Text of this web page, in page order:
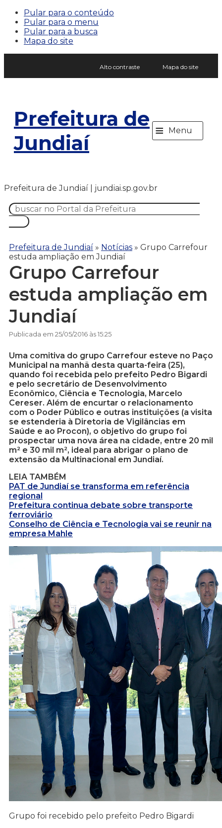
Pular para o conteúdo
Pular para o menu
Pular para a busca
Mapa do site
Alto contraste Mapa do site
Prefeitura de
Jundiaí
≡ Menu
Prefeitura de Jundiaí | jundiai.sp.gov.br
Prefeitura de Jundiaí » Notícias » Grupo Carrefour
estuda ampliação em Jundiaí
Grupo Carrefour
estuda ampliação em
Jundiaí
Publicada em 25/05/2016 às 15:25
Uma comitiva do grupo Carrefour esteve no Paço
Municipal na manhã desta quarta-feira (25),
quando foi recebida pelo prefeito Pedro Bigardi
e pelo secretário de Desenvolvimento
Econômico, Ciência e Tecnologia, Marcelo
Cereser. Além de encurtar o relacionamento
com o Poder Público e outras instituições (a visita
se estenderia à Diretoria de Vigilâncias em
Saúde e ao Procon), o objetivo do grupo foi
prospectar uma nova área na cidade, entre 20 mil
m² e 30 mil m², ideal para abrigar o plano de
extensão da Multinacional em Jundiaí.
LEIA TAMBÉM
PAT de Jundiaí se transforma em referência
regional
Prefeitura continua debate sobre transporte
ferroviário
Conselho de Ciência e Tecnologia vai se reunir na
empresa Mahle
Grupo foi recebido pelo prefeito Pedro Bigardi